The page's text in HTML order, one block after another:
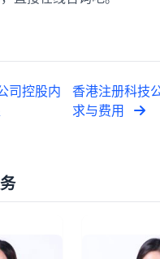
司控股内
香港注册科技
求与费用